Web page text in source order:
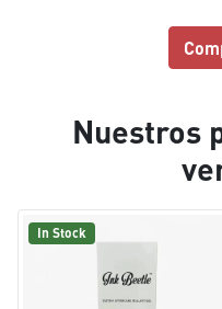
Nuestros
In Stock